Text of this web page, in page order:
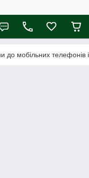
до мобільних телефонів